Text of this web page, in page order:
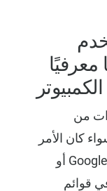
معرفيًا
من
كان الأمر
يتعلق بتحديد الاتجاهات في خرائط Google أو
قوائم